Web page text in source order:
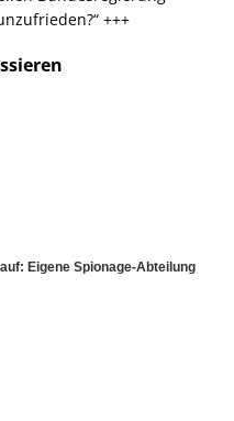
+++
Eigene Spionage-Abteilung